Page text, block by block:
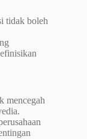
tidak boleh
mencegah